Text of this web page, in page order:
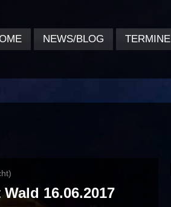
NEWS/BLOG TERMINE
16.06.2017